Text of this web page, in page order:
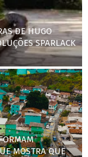
DE HUGO
SPARLACK
MOSTRA QUE